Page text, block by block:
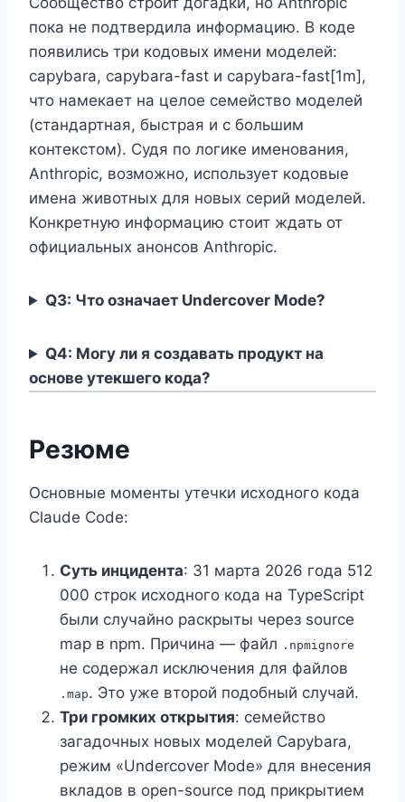
пока не подтвердила информацию. В коде
появились три кодовых имени моделей:
capybara, capybara-fast и capybara-fast[1m],
что намекает на целое семейство моделей
(стандартная, быстрая и с большим
контекстом). Судя по логике именования,
Anthropic, возможно, использует кодовые
имена животных для новых серий моделей.
Конкретную информацию стоит ждать от
официальных анонсов Anthropic.
Q3: Что означает Undercover Mode?
Q4: Могу ли я создавать продукт на
основе утекшего кода?
Резюме
Основные моменты утечки исходного кода
Claude Code:
Суть инцидента: 31 марта 2026 года 512
000 строк исходного кода на TypeScript
были случайно раскрыты через source
map в npm. Причина — файл .npmignore
не содержал исключения для файлов
.map. Это уже второй подобный случай.
Три громких открытия: семейство
загадочных новых моделей Capybara,
режим «Undercover Mode» для внесения
вкладов в open-source под прикрытием